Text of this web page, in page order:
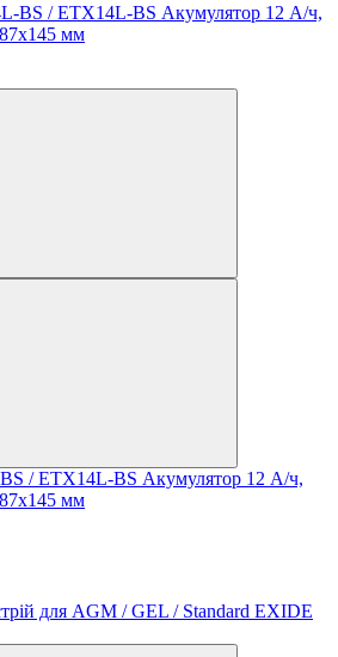
/ ETX14L-BS Акумулятор 12 А/ч,
мм